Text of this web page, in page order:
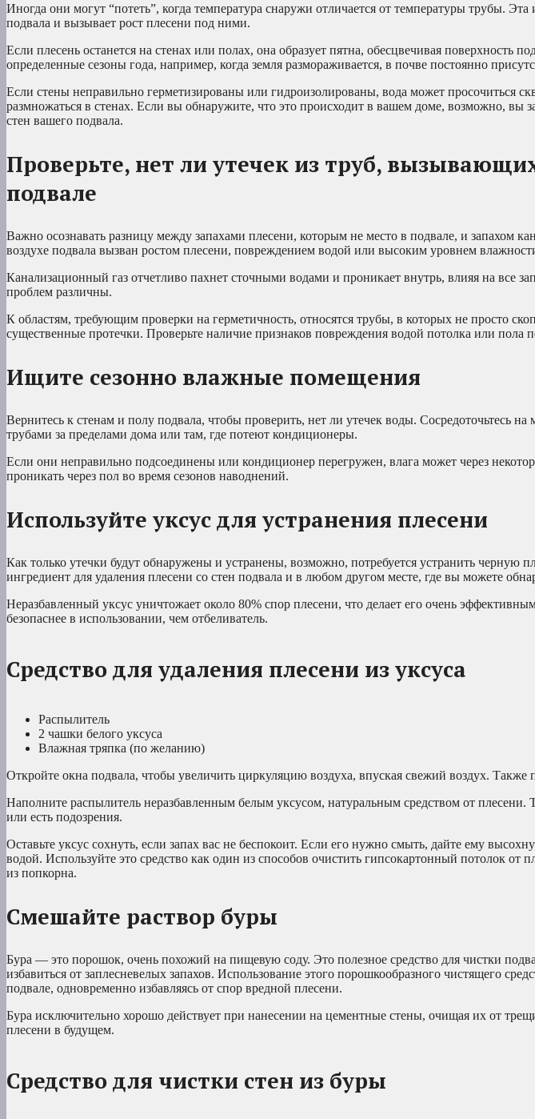
Иногда они могут “потеть”, когда температура снаружи отличается от температуры трубы. Эта
подвала и вызывает рост плесени под ними.
Если плесень останется на стенах или полах, она образует пятна, обесцвечивая поверхность
определенные сезоны года, например, когда земля размораживается, в почве постоянно
Если стены неправильно герметизированы или гидроизолированы, вода может просочиться
размножаться в стенах. Если вы обнаружите, что это происходит в вашем доме, возможно, вы
стен вашего подвала.
Проверьте, нет ли утечек из труб,
подвале
Важно осознавать разницу между запахами плесени, которым не место в подвале, и запахом
воздухе подвала вызван ростом плесени, повреждением водой или высоким уровнем
Канализационный газ отчетливо пахнет сточными водами и проникает внутрь, влияя на все
проблем различны.
К областям, требующим проверки на герметичность, относятся трубы, в которых не просто
существенные протечки. Проверьте наличие признаков повреждения водой потолка или пола
Ищите сезонно влажные помещения
Вернитесь к стенам и полу подвала, чтобы проверить, нет ли утечек воды. Сосредоточьтесь
трубами за пределами дома или там, где потеют кондиционеры.
Если они неправильно подсоединены или кондиционер перегружен, влага может через
проникать через пол во время сезонов наводнений.
Используйте уксус для устранения плесени
Как только утечки будут обнаружены и устранены, возможно, потребуется устранить
ингредиент для удаления плесени со стен подвала и в любом другом месте, где вы можете
Неразбавленный уксус уничтожает около 80% спор плесени, что делает его очень
безопаснее в использовании, чем отбеливатель.
Средство для удаления плесени из уксуса
Распылитель
2 чашки белого уксуса
Влажная тряпка (по желанию)
Откройте окна подвала, чтобы увеличить циркуляцию воздуха, впуская свежий воздух. Также
Наполните распылитель неразбавленным белым уксусом, натуральным средством от плесени.
или есть подозрения.
Оставьте уксус сохнуть, если запах вас не беспокоит. Если его нужно смыть, дайте ему
водой. Используйте это средство как один из способов очистить гипсокартонный потолок от
из попкорна.
Смешайте раствор буры
Бура — это порошок, очень похожий на пищевую соду. Это полезное средство для чистки
избавиться от заплесневелых запахов. Использование этого порошкообразного чистящего
подвале, одновременно избавляясь от спор вредной плесени.
Бура исключительно хорошо действует при нанесении на цементные стены, очищая их от
плесени в будущем.
Средство для чистки стен из буры